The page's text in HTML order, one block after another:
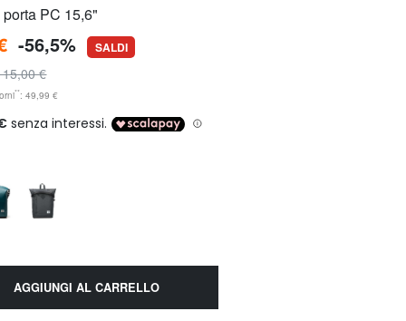
PC 15,6"
-56,5% SALDI
€
**: 49,99 €
AGGIUNGI AL CARRELLO